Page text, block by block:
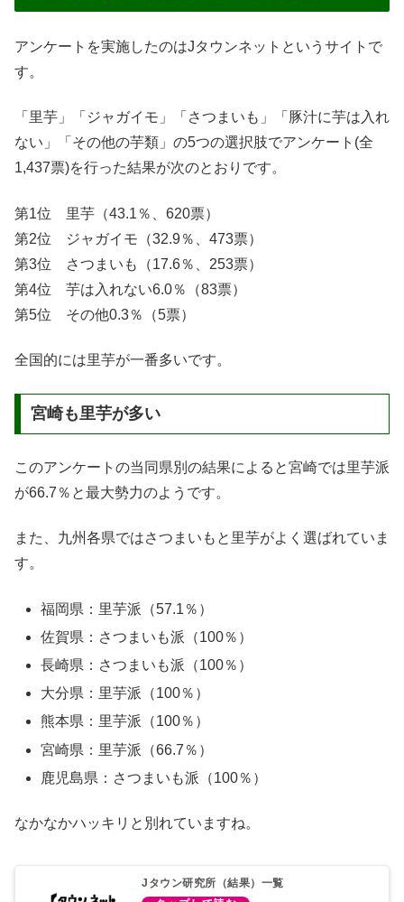
アンケートを実施したのはJタウンネットというサイトで
す。
「里芋」「ジャガイモ」「さつまいも」「豚汁に芋は入れ
ない」「その他の芋類」の5つの選択肢でアンケート(全
1,437票)を行った結果が次のとおりです。
第1位 里芋（43.1％、620票）
第2位 ジャガイモ（32.9％、473票）
第3位 さつまいも（17.6％、253票）
第4位 芋は入れない6.0％（83票）
第5位 その他0.3％（5票）
全国的には里芋が一番多いです。
宮崎も里芋が多い
このアンケートの当同県別の結果によると宮崎では里芋派
が66.7％と最大勢力のようです。
また、九州各県ではさつまいもと里芋がよく選ばれていま
す。
福岡県：里芋派（57.1％）
佐賀県：さつまいも派（100％）
長崎県：さつまいも派（100％）
大分県：里芋派（100％）
熊本県：里芋派（100％）
宮崎県：里芋派（66.7％）
鹿児島県：さつまいも派（100％）
なかなかハッキリと別れていますね。
Jタウン研究所（結果）一覧